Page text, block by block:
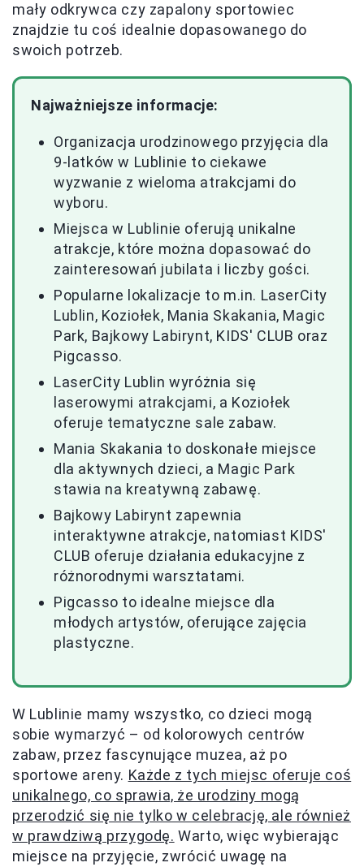
mały odkrywca czy zapalony sportowiec
znajdzie tu coś idealnie dopasowanego do
swoich potrzeb.
Najważniejsze informacje:
Organizacja urodzinowego przyjęcia dla
9-latków w Lublinie to ciekawe
wyzwanie z wieloma atrakcjami do
wyboru.
Miejsca w Lublinie oferują unikalne
atrakcje, które można dopasować do
zainteresowań jubilata i liczby gości.
Popularne lokalizacje to m.in. LaserCity
Lublin, Koziołek, Mania Skakania, Magic
Park, Bajkowy Labirynt, KIDS' CLUB oraz
Pigcasso.
LaserCity Lublin wyróżnia się
laserowymi atrakcjami, a Koziołek
oferuje tematyczne sale zabaw.
Mania Skakania to doskonałe miejsce
dla aktywnych dzieci, a Magic Park
stawia na kreatywną zabawę.
Bajkowy Labirynt zapewnia
interaktywne atrakcje, natomiast KIDS'
CLUB oferuje działania edukacyjne z
różnorodnymi warsztatami.
Pigcasso to idealne miejsce dla
młodych artystów, oferujące zajęcia
plastyczne.
W Lublinie mamy wszystko, co dzieci mogą
sobie wymarzyć – od kolorowych centrów
zabaw, przez fascynujące muzea, aż po
sportowe areny. Każde z tych miejsc oferuje coś
unikalnego, co sprawia, że urodziny mogą
przerodzić się nie tylko w celebrację, ale również
w prawdziwą przygodę. Warto, więc wybierając
miejsce na przyjęcie, zwrócić uwagę na